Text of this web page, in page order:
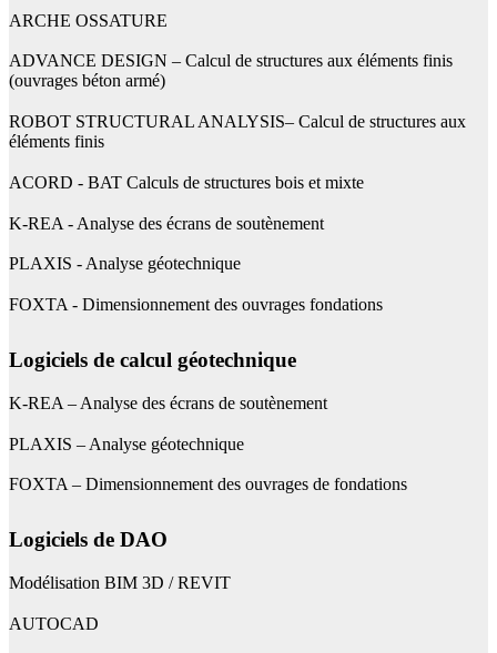
ARCHE OSSATURE
ADVANCE DESIGN – Calcul de structures aux éléments finis
(ouvrages béton armé)
ROBOT STRUCTURAL ANALYSIS– Calcul de structures aux
éléments finis
ACORD - BAT Calculs de structures bois et mixte
K-REA - Analyse des écrans de soutènement
PLAXIS - Analyse géotechnique
FOXTA - Dimensionnement des ouvrages fondations
Logiciels de calcul géotechnique
K-REA – Analyse des écrans de soutènement
PLAXIS – Analyse géotechnique
FOXTA – Dimensionnement des ouvrages de fondations
Logiciels de DAO
Modélisation BIM 3D / REVIT
AUTOCAD